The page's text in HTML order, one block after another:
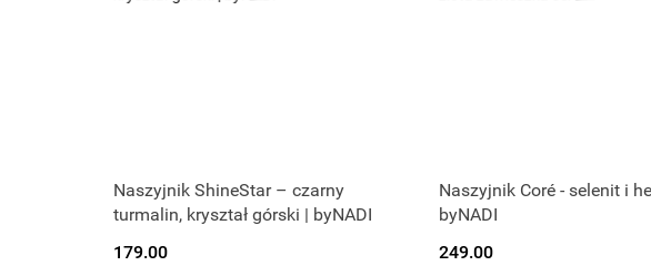
Naszyjnik ShineStar – czarny
turmalin, kryształ górski | byNADI
179.00
Naszyjnik Coré - selenit i
byNADI
249.00